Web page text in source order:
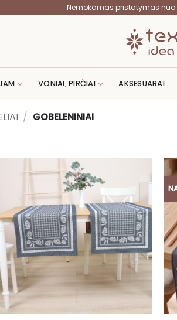
Nemokamas pristatymas
VONIAI, PIRČIAI AKSESUARAI
/ GOBELENINIAI